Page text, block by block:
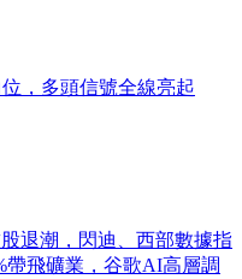
，多頭信號全線亮起
退潮，閃迪、西部數據指
帶飛礦業，谷歌AI高層調